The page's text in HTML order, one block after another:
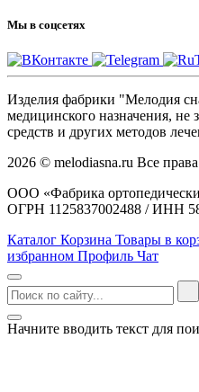
Мы в соцсетях
Изделия фабрики "Мелодия
медицинского назначения, не
средств и других методов
2026 © melodiasna.ru Все
ООО «Фабрика
ОГРН 1125837002488 / ИНН
Каталог Корзина Товары в
избранном Профиль Чат
Начните вводить текст для